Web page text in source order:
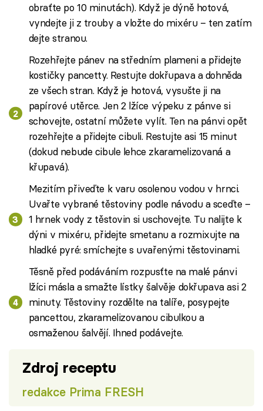
obraťte po 10 minutách). Když je dýně hotová,
vyndejte ji z trouby a vložte do mixéru – ten zatím
dejte stranou.
Rozehřejte pánev na středním plameni a přidejte
kostičky pancetty. Restujte dokřupava a dohněda
ze všech stran. Když je hotová, vysušte ji na
papírové utěrce. Jen 2 lžíce výpeku z pánve si
schovejte, ostatní můžete vylít. Ten na pánvi opět
rozehřejte a přidejte cibuli. Restujte asi 15 minut
(dokud nebude cibule lehce zkaramelizovaná a
křupavá).
Mezitím přiveďte k varu osolenou vodou v hrnci.
Uvařte vybrané těstoviny podle návodu a sceďte –
1 hrnek vody z těstovin si uschovejte. Tu nalijte k
dýni v mixéru, přidejte smetanu a rozmixujte na
hladké pyré: smíchejte s uvařenými těstovinami.
Těsně před podáváním rozpusťte na malé pánvi
lžíci másla a smažte lístky šalvěje dokřupava asi 2
minuty. Těstoviny rozdělte na talíře, posypejte
pancettou, zkaramelizovanou cibulkou a
osmaženou šalvějí. Ihned podávejte.
Zdroj receptu
redakce Prima FRESH